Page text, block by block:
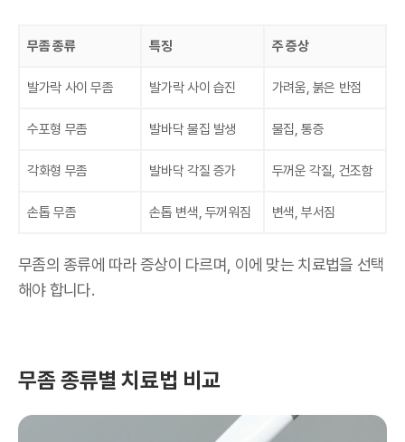
무좀 종류 특징 주 증상
발가락 사이 무좀 발가락 사이 습진 가려움, 붉은 반점
수포형 무좀 발바닥 물집 발생 물집, 통증
각화형 무좀 발바닥 각질 증가 두꺼운 각질, 건조함
손톱 무좀 손톱 변색, 두꺼워짐 변색, 부서짐
무좀의 종류에 따라 증상이 다르며, 이에 맞는 치료법을 선택
해야 합니다.
무좀 종류별 치료법 비교